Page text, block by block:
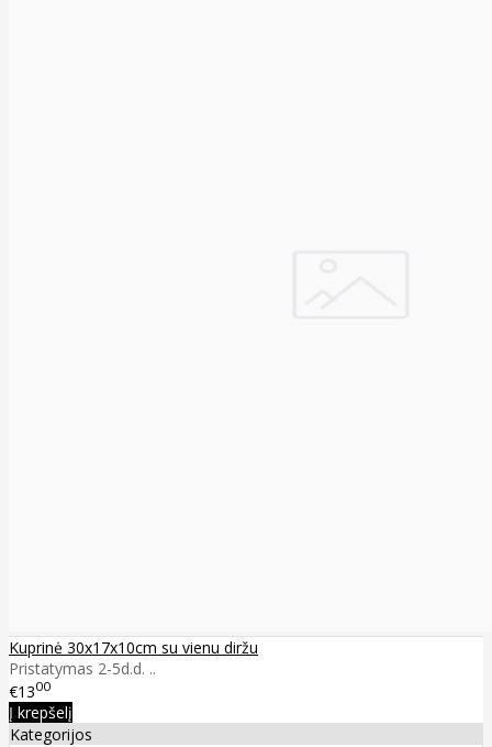
Kuprinė 30x17x10cm su vienu diržu
Pristatymas 2-5d.d. ..
€1300
Į krepšelį
Kategorijos